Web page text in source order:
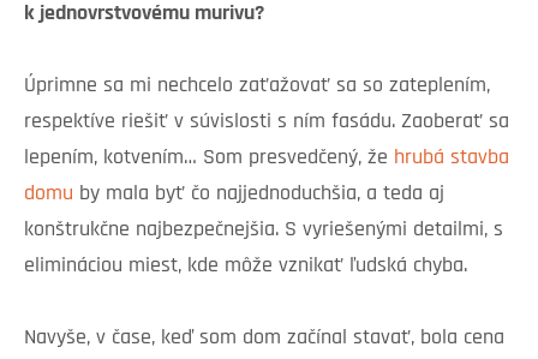
k jednovrstvovému murivu?
Úprimne sa mi nechcelo zaťažovať sa so zateplením,
respektíve riešiť v súvislosti s ním fasádu. Zaoberať sa
lepením, kotvením… Som presvedčený, že hrubá stavba
domu by mala byť čo najjednoduchšia, a teda aj
konštrukčne najbezpečnejšia. S vyriešenými detailmi, s
elimináciou miest, kde môže vznikať ľudská chyba.
Navyše, v čase, keď som dom začínal stavať, bola cena